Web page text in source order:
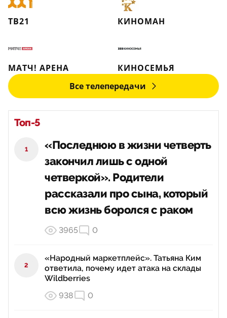
ТВ21 КИНОМАН
МАТЧ! АРЕНА
КИНОСЕМЬЯ
Все телепередачи
Топ-5
1
«Последнюю в жизни четверть
закончил лишь с одной
четверкой». Родители
рассказали про сына, который
всю жизнь боролся с раком
3965 0
2
«Народный маркетплейс». Татьяна Ким
ответила, почему идет атака на склады
Wildberries
938
0